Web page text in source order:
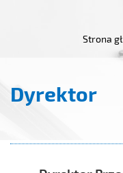
Strona
Dyrektor